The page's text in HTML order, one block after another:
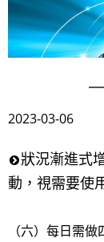
2023-03-06
狀況漸進式
動，視需要使
（六）每日需